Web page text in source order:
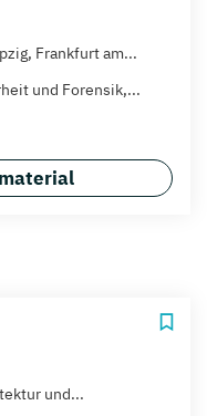
Frankfurt am...
und Forensik,...
und...